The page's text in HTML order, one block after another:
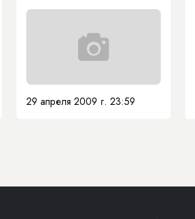
29 апреля 2009 г. 23:59